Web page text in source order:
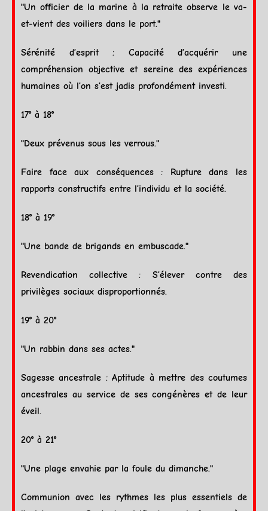
"Un officier de la marine à la retraite observe le va-
et-vient des voiliers dans le port."
Sérénité d’esprit : Capacité d’acquérir une
compréhension objective et sereine des expériences
humaines où l’on s’est jadis profondément investi.
17° à 18°
"Deux prévenus sous les verrous."
Faire face aux conséquences : Rupture dans les
rapports constructifs entre l’individu et la société.
18° à 19°
"Une bande de brigands en embuscade."
Revendication collective : S’élever contre des
privilèges sociaux disproportionnés.
19° à 20°
"Un rabbin dans ses actes."
Sagesse ancestrale : Aptitude à mettre des coutumes
ancestrales au service de ses congénères et de leur
éveil.
20° à 21°
"Une plage envahie par la foule du dimanche."
Communion avec les rythmes les plus essentiels de